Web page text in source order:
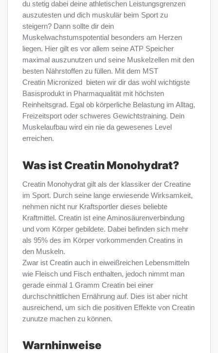
du stetig dabei deine athletischen Leistungsgrenzen
auszutesten und dich muskulär beim Sport zu
steigern? Dann sollte dir dein
Muskelwachstumspotential besonders am Herzen
liegen. Hier gilt es vor allem seine ATP Speicher
maximal auszunutzen und seine Muskelzellen mit den
besten Nährstoffen zu füllen. Mit dem MST
Creatin Micronized bieten wir dir das wohl wichtigste
Basisprodukt in Pharmaqualität mit höchsten
Reinheitsgrad. Egal ob körperliche Belastung im Alltag,
Freizeitsport oder schweres Gewichtstraining. Dein
Muskelaufbau wird ein nie da gewesenes Level
erreichen.
Was ist Creatin Monohydrat?
Creatin Monohydrat gilt als der klassiker der Creatine
im Sport. Durch seine lange erwiesende Wirksamkeit,
nehmen nicht nur Kraftsportler dieses beliebte
Kraftmittel. Creatin ist eine Aminosäurenverbindung
und vom Körper gebildete. Dabei befinden sich mehr
als 95% des im Körper vorkommenden Creatins in
den Muskeln.
Zwar ist Creatin auch in eiweißreichen Lebensmitteln
wie Fleisch und Fisch enthalten, jedoch nimmt man
gerade einmal 1 Gramm Creatin bei einer
durchschnittlichen Ernährung auf. Dies ist aber nicht
ausreichend, um sich die positiven Effekte von Creatin
zunutze machen zu können.
Warnhinweise